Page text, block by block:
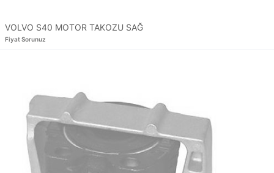
VOLVO S40 MOTOR TAKOZU SAĞ
Fiyat Sorunuz